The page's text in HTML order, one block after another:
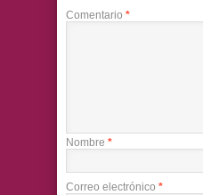
Comentario *
Nombre *
Correo electrónico *